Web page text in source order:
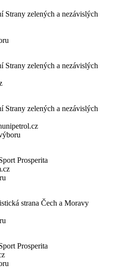
Strany zelených a nezávislých
Strany zelených a nezávislých
Strany zelených a nezávislých
Prosperita
strana Čech a Moravy
Prosperita